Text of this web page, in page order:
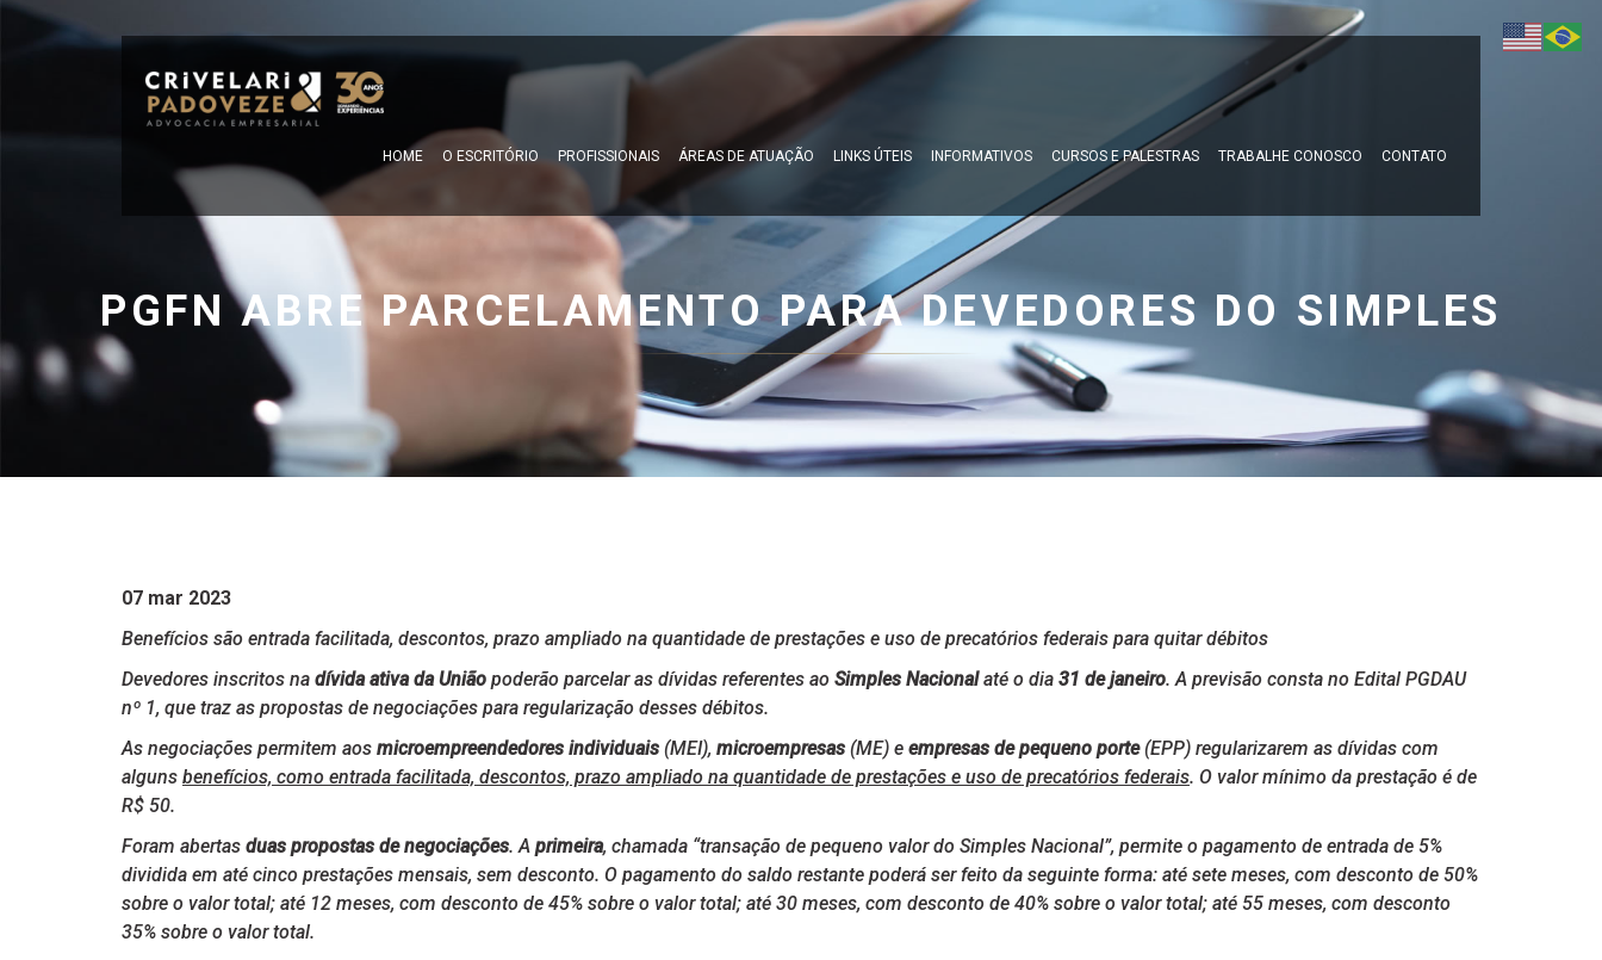
HOME O ESCRITÓRIO PROFISSIONAIS ÁREAS DE ATUAÇÃO LINKS ÚTEIS INFORMATIVOS CURSOS E PALESTRAS TRABALHE CONOSCO CONTATO
PGFN ABRE PARCELAMENTO PARA DEVEDORES DO SIMPLES
07 mar 2023
Benefícios são entrada facilitada, descontos, prazo ampliado na quantidade de prestações e uso de precatórios federais para quitar débitos
Devedores inscritos na dívida ativa da União poderão parcelar as dívidas referentes ao Simples Nacionalaté o dia 31 de janeiro. A previsão consta no Edital PGDAU
nº 1, que traz as propostas de negociações para regularização desses débitos.
As negociações permitem aos microempreendedores individuais (MEI), microempresas (ME) e empresas de pequeno porte(EPP) regularizarem as dívidas com
alguns benefícios, como entrada facilitada, descontos, prazo ampliado na quantidade de prestações e uso de precatórios federais. O valor mínimo da prestação é de
R$ 50.
Foram abertas duas propostas de negociações. A primeira, chamada “transação de pequeno valor do Simples Nacional”, permite o pagamento de entrada de 5%
dividida em até cinco prestações mensais, sem desconto. O pagamento do saldo restante poderá ser feito da seguinte forma: até sete meses, com desconto de 50%
sobre o valor total; até 12 meses, com desconto de 45% sobre o valor total; até 30 meses, com desconto de 40% sobre o valor total; até 55 meses, com desconto
35% sobre o valor total.